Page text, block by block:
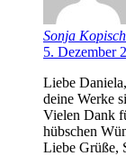
Sonja
5. Dezember
Liebe Daniela,
deine Werke
Vielen Dank
hübschen
Liebe Grüße,